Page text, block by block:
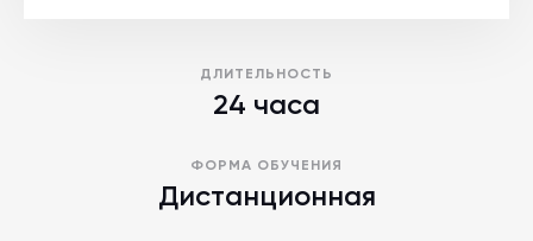
ДЛИТЕЛЬНОСТЬ
24 часа
ФОРМА ОБУЧЕНИЯ
Дистанционная